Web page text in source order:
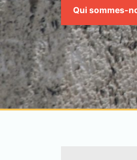
Qui sommes-